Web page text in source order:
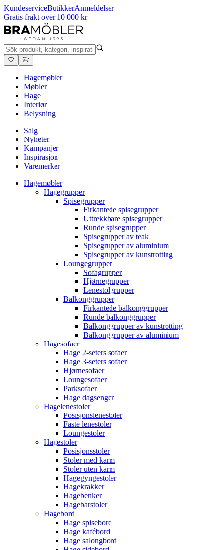
KundeserviceButikkerAnmeldelser
Gratis frakt over 10 000 kr
Hagemøbler
Møbler
Hage
Interiør
Belysning
Salg
Nyheter
Kampanjer
Inspirasjon
Varemerker
Hagemøbler
Hagegrupper
Spisegrupper
Firkantede spisegrupper
Uttrekkbare spisegrupper
Runde spisegrupper
Spisegrupper av teak
Spisegrupper av aluminium
Spisegrupper av kunstrotting
Loungegrupper
Sofagrupper
Hjørnegrupper
Lenestolgrupper
Balkonggrupper
Firkantede balkonggrupper
Runde balkonggrupper
Balkonggrupper av kunstrotting
Balkonggrupper av aluminium
Hagesofaer
Hage 2-seters sofaer
Hage 3-seters sofaer
Hjørnesofaer
Loungesofaer
Parksofaer
Hage dagsenger
Hagelenestoler
Posisjonslenestoler
Faste lenestoler
Loungestoler
Hagestoler
Posisjonsstoler
Stoler med karm
Stoler uten karm
Hagegyngestoler
Hagekrakker
Hagebenker
Hagebarstoler
Hagebord
Hage spisebord
Hage kafébord
Hage salongbord